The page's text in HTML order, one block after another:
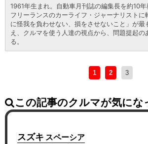
1961年生まれ。自動車月刊誌の編集長を約10
フリーランスのカーライフ・ジャーナリストに
に怪我を負わせない、損をさせないこと」が最
え、クルマを使う人達の視点から、問題提起の
る。
1 2 3
この記事のクルマが気にな
スズキ スペーシア